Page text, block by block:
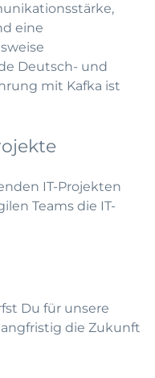
eine
Deutsch- und
mit Kafka ist
IT-Projekten
Teams die IT-
Du für unsere
die Zukunft